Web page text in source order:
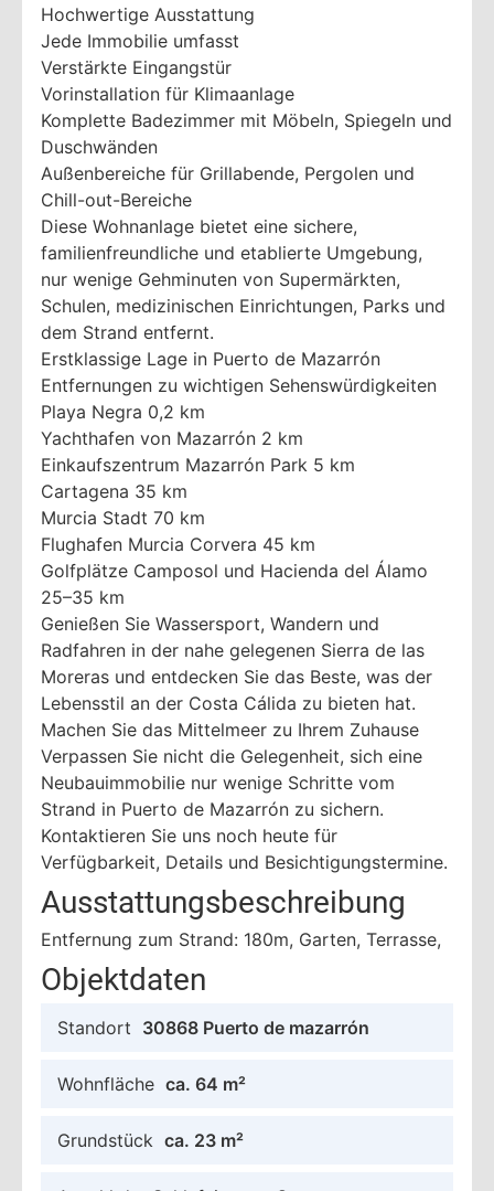
Hochwertige Ausstattung
Jede Immobilie umfasst
Verstärkte Eingangstür
Vorinstallation für Klimaanlage
Komplette Badezimmer mit Möbeln, Spiegeln und
Duschwänden
Außenbereiche für Grillabende, Pergolen und
Chill-out-Bereiche
Diese Wohnanlage bietet eine sichere,
familienfreundliche und etablierte Umgebung,
nur wenige Gehminuten von Supermärkten,
Schulen, medizinischen Einrichtungen, Parks und
dem Strand entfernt.
Erstklassige Lage in Puerto de Mazarrón
Entfernungen zu wichtigen Sehenswürdigkeiten
Playa Negra 0,2 km
Yachthafen von Mazarrón 2 km
Einkaufszentrum Mazarrón Park 5 km
Cartagena 35 km
Murcia Stadt 70 km
Flughafen Murcia Corvera 45 km
Golfplätze Camposol und Hacienda del Álamo
25–35 km
Genießen Sie Wassersport, Wandern und
Radfahren in der nahe gelegenen Sierra de las
Moreras und entdecken Sie das Beste, was der
Lebensstil an der Costa Cálida zu bieten hat.
Machen Sie das Mittelmeer zu Ihrem Zuhause
Verpassen Sie nicht die Gelegenheit, sich eine
Neubauimmobilie nur wenige Schritte vom
Strand in Puerto de Mazarrón zu sichern.
Kontaktieren Sie uns noch heute für
Verfügbarkeit, Details und Besichtigungstermine.
Ausstattungsbeschreibung
Entfernung zum Strand: 180m, Garten, Terrasse,
Objektdaten
Standort 30868 Puerto de mazarrón
Wohnfläche ca. 64 m²
Grundstück ca. 23 m²